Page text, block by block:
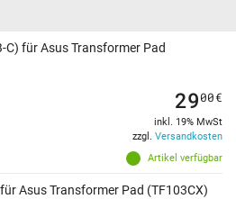
C) für Asus Transformer Pad
Artikel verfügbar
2900€
inkl. 19% MwSt
zzgl. Versandkosten
Asus Transformer Pad (TF103CX)